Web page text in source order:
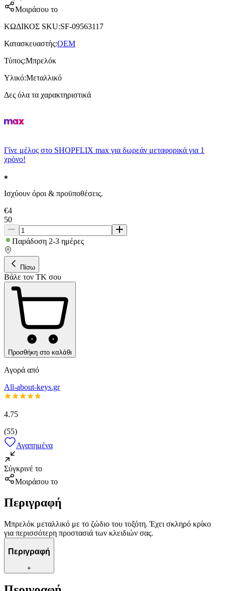
Μοιράσου το
ΚΩΔΙΚΟΣ SKU:SF-09563117
Κατασκευαστής:OEM
Τύπος:Μπρελόκ
Υλικό:Μεταλλικό
Δες όλα τα χαρακτηριστικά
Γίνε μέλος στο SHOPFLIX max για δωρεάν μεταφορικά για 1
χρόνο!
Ισχύουν όροι & προϋποθέσεις.
€4
50
Παράδοση 2-3 ημέρες
Πίσω
Βάλε τον ΤΚ σου
Προσθήκη στο καλάθι
Αγορά από
All-about-keys.gr
4.75
(55)
Αγαπημένα
Σύγκρινέ το
Μοιράσου το
Περιγραφή
Μπρελόκ μεταλλικό με το ζώδιο του τοξότη. Έχει σκληρό κρίκο
για περισσότερη προστασιά των κλειδιών σας.
Περιγραφή
+